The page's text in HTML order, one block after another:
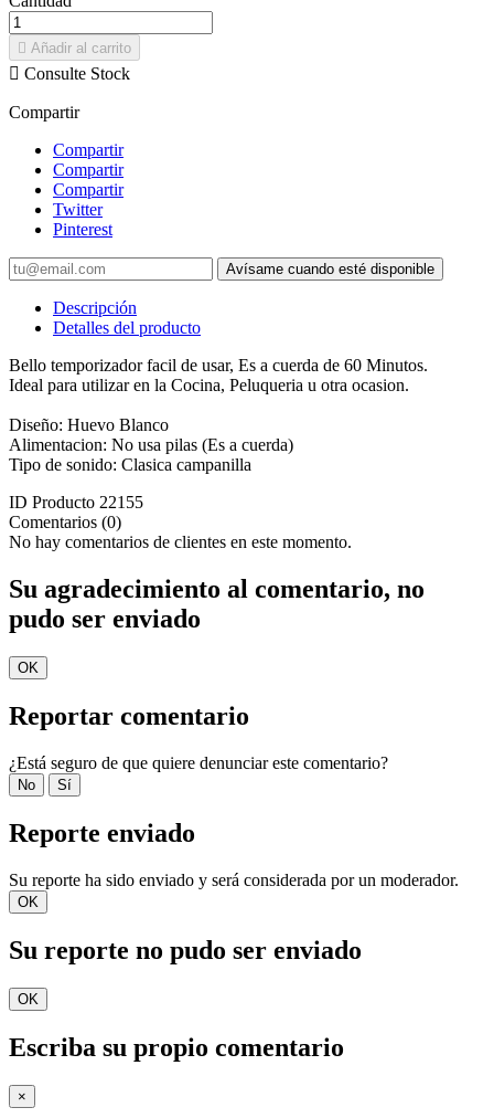
 Añadir al carrito
 Consulte Stock
Compartir
Compartir
Compartir
Compartir
Twitter
Pinterest
Avísame cuando esté disponible
Descripción
Detalles del producto
Bello temporizador facil de usar, Es a cuerda de 60 Minutos.
Ideal para utilizar en la Cocina, Peluqueria u otra ocasion.
Diseño: Huevo Blanco
Alimentacion: No usa pilas (Es a cuerda)
Tipo de sonido: Clasica campanilla
ID Producto 22155
Comentarios (0)
No hay comentarios de clientes en este momento.
Su agradecimiento al comentario, no
pudo ser enviado
OK
Reportar comentario
¿Está seguro de que quiere denunciar este comentario?
No Sí
Reporte enviado
Su reporte ha sido enviado y será considerada por un moderador.
OK
Su reporte no pudo ser enviado
OK
Escriba su propio comentario
×